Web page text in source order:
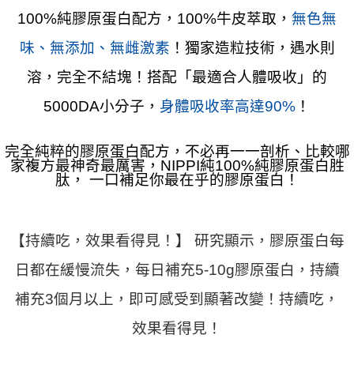
100%純膠原蛋白配方，100%牛皮萃取， 無色無
味、無添加、無雌激素 ！獨家造粒技術，遇水則
溶，完全不結塊！搭配「最適合人體吸收」的
5000DA小分子， 身體吸收率高達90% ！
完全純粹的膠原蛋白配方，不必再一一剖析、比較哪
家複方最神奇最厲害，NIPPI純100%純膠原蛋白胜
肽， 一口補足你最在乎的膠原蛋白！
【持續吃，效果看得見！】 研究顯示，膠原蛋白每
日都在緩慢流失，每日補充5-10g膠原蛋白，持續
補充3個月以上，即可感受到顯著改變！持續吃，
效果看得見！